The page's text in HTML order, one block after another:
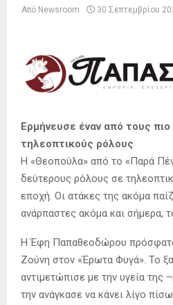
Από Newsroom 30 Σεπτεμβρίου
Ερμήνευσε έναν από τους
τηλεοπτικούς ρόλους
Η «Θεοπούλα» από το «Παρά
δεύτερους ρόλους σε
εποχή. Οι ατάκες της ακόμα
ανάρπαστες ακόμα και σήμερα,
Η Έφη Παπαθεοδώρου
Ζούνη στον «Έρωτα Φυγά». Το
αντιμετώπισε με την υγεία της
την ανάγκασε να κάνει λίγο